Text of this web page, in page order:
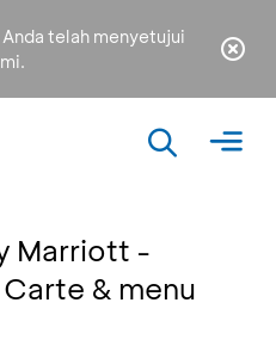
telah menyetujui
Marriott -
& menu